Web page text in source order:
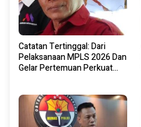
Catatan Tertinggal: Dari
Pelaksanaan MPLS 2026 Dan
Gelar Pertemuan Perkuat